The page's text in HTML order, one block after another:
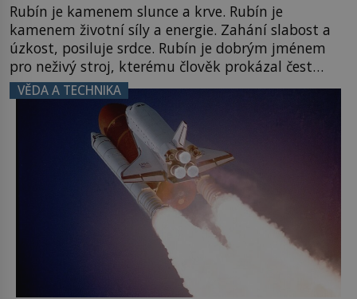
Rubín je kamenem slunce a krve. Rubín je
kamenem životní síly a energie. Zahání slabost a
úzkost, posiluje srdce. Rubín je dobrým jménem
pro neživý stroj, kterému člověk prokázal čest
nezmizet v tavicí peci a našel mu místo
k poslednímu odpočinku. Je druhá polovina 50. let
minulého století. Nálože spočítány, umístěny a
odpáleny. Trup ponorky nabírá vodu […]
VĚDA A TECHNIKA